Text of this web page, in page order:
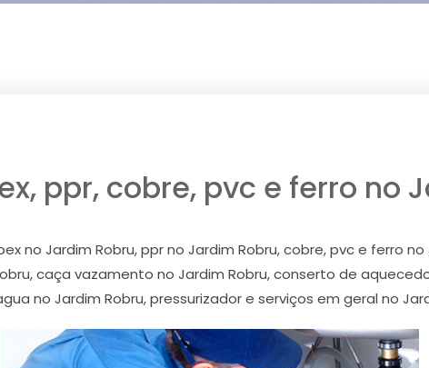
ppr, cobre, pvc e ferro no
no Jardim Robru, ppr no Jardim Robru, cobre, pvc e ferro
caça vazamento no Jardim Robru, conserto de
no Jardim Robru, pressurizador e serviços em geral no